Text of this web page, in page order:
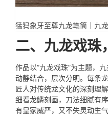
猛犸象牙至尊九龙笔筒｜九
二、九龙戏珠
作品以“九龙戏珠”为主题，
动静结合，层次分明。每条
匠人对传统龙文化的深刻理解
细看龙鳞刻画，刀法细腻有
有皇家威严，又不失灵动生